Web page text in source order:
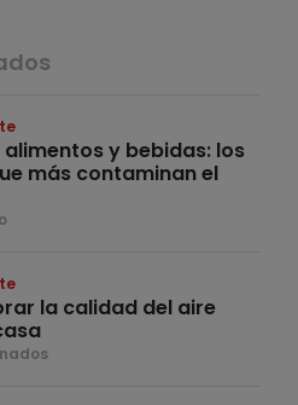
alimentos y bebidas: los
más contaminan el
la calidad del aire